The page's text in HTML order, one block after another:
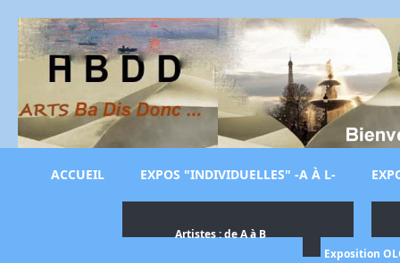
ACCUEIL EXPOS "INDIVIDUELLES" -A À L-
Artistes : de A à B
Exposition